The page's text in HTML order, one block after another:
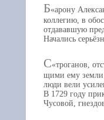
Б арону
коллегию, в
отдававшую
Начались
С троганов,
щими ему земли
люди вели
В 1729 году
Чусовой,